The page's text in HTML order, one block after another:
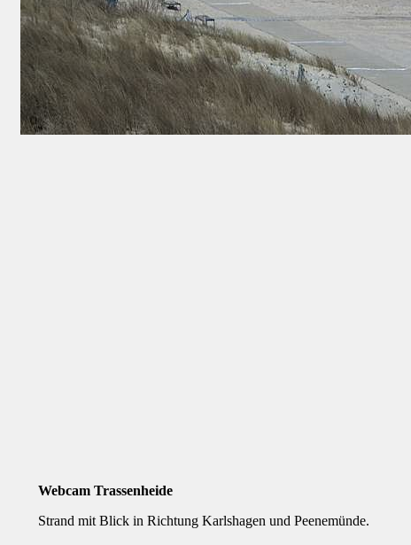
Webcam Trassenheide
Strand mit Blick in Richtung Karlshagen und Peenemünde.